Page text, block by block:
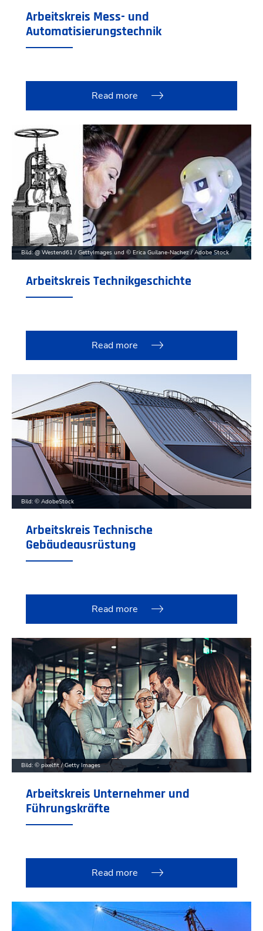
Arbeitskreis Mess- und
Automatisierungstechnik
Read more
Bild: @ Westend61 / GettyImages und © Erica Guilane-Nachez / Adobe Stock
Arbeitskreis Technikgeschichte
Read more
Bild: © AdobeStock
Arbeitskreis Technische
Gebäudeausrüstung
Read more
Bild: © pixelfit / Getty Images
Arbeitskreis Unternehmer und
Führungskräfte
Read more